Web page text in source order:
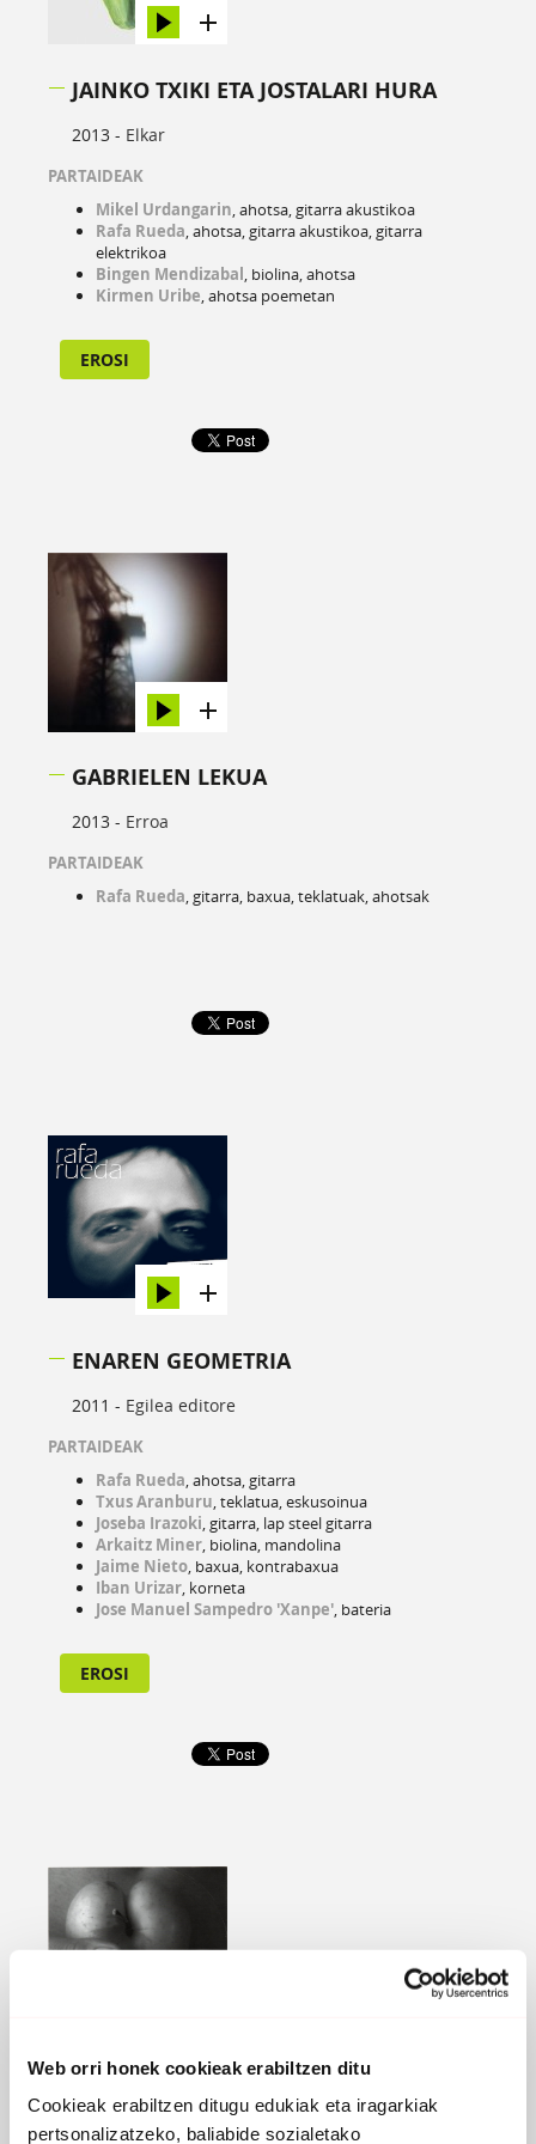
Web orri honek cookieak erabiltzen ditu
Cookieak erabiltzen ditugu edukiak eta iragarkiak
pertsonalizatzeko, baliabide sozialetako
JAINKO TXIKI ETA JOSTALARI HURA
2013 - Elkar
PARTAIDEAK
Mikel Urdangarin, ahotsa, gitarra akustikoa
Rafa Rueda, ahotsa, gitarra akustikoa, gitarra
elektrikoa
Bingen Mendizabal, biolina, ahotsa
Kirmen Uribe, ahotsa poemetan
EROSI
GABRIELEN LEKUA
2013 - Erroa
PARTAIDEAK
Rafa Rueda, gitarra, baxua, teklatuak, ahotsak
ENAREN GEOMETRIA
2011 - Egilea editore
PARTAIDEAK
Rafa Rueda, ahotsa, gitarra
Txus Aranburu, teklatua, eskusoinua
Joseba Irazoki, gitarra, lap steel gitarra
Arkaitz Miner, biolina, mandolina
Jaime Nieto, baxua, kontrabaxua
Iban Urizar, korneta
Jose Manuel Sampedro 'Xanpe', bateria
EROSI
HARAGIZKOA
2010 -KAP